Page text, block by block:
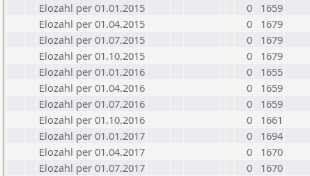
Elozahl per 01.01.2015
0
1659
Elozahl per 01.04.2015
0
1679
Elozahl per 01.07.2015
0
1679
Elozahl per 01.10.2015
0
1679
Elozahl per 01.01.2016
0
1655
Elozahl per 01.04.2016
0
1659
Elozahl per 01.07.2016
0
1659
Elozahl per 01.10.2016
0
1661
Elozahl per 01.01.2017
0
1694
Elozahl per 01.04.2017
0
1670
Elozahl per 01.07.2017
0
1670